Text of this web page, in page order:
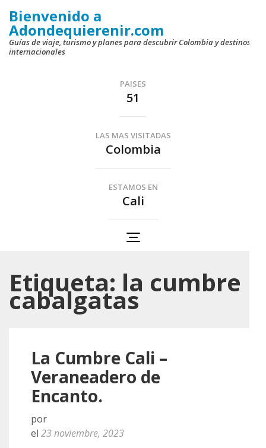
Saltar
contenido
Bienvenido a
Adondequierenir.com
Guías de viaje, turismo y planes para descubrir Colombia y destinos
internacionales
PAISES
51
LAS MAS VISITADAS
Colombia
ESTAMOS EN
Cali
Etiqueta: la cumbre
cabalgatas
La Cumbre Cali –
Veraneadero de
Encanto.
por
el 23 noviembre, 2023